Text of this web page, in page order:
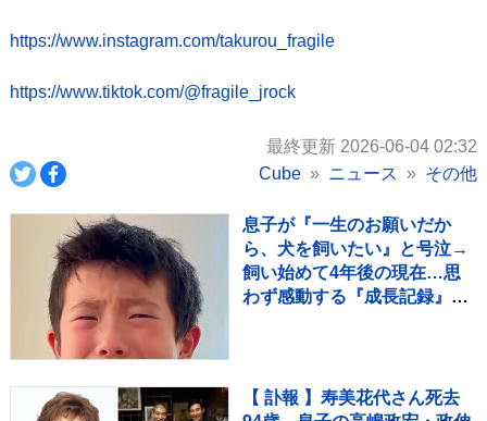
https://www.instagram.com/takurou_fragile
https://www.tiktok.com/@fragile_jrock
最終更新 2026-06-04 02:32
Cube
ニュース その他
息子が『一生のお願いだか
ら、犬を飼いたい』と号泣→
飼い始めて4年後の現在…思
わず感動する『成長記録』が
【 訃報 】寿美花代さん死去